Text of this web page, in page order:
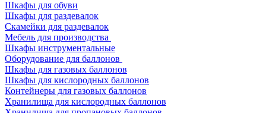
Шкафы для обуви
Шкафы для раздевалок
Скамейки для раздевалок
Мебель для производства
Шкафы инструментальные
Оборудование для баллонов
Шкафы для газовых баллонов
Шкафы для кислородных баллонов
Контейнеры для газовых баллонов
Хранилища для кислородных баллонов